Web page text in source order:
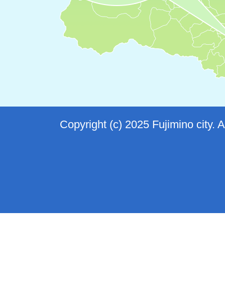
Copyright (c) 2025 Fujimino city.